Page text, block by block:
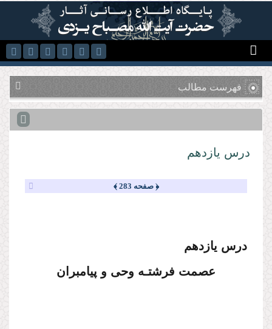
رفتن به محتوای اصلی
فهرست مطالب
درس یازدهم
﴿ صفحه 283 ﴾
درس یازدهم
عصمت فرشتـه وحی و پیامبران